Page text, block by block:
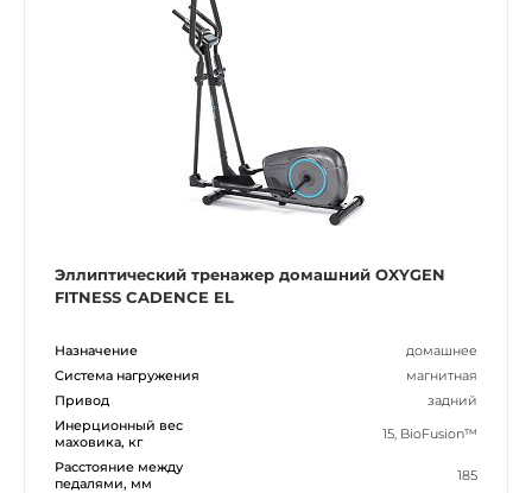
Эллиптический тренажер домашний OXYGEN
FITNESS CADENCE EL
Назначение
домашнее
Система нагружения
магнитная
Привод
задний
Инерционный вес
маховика, кг
15, BioFusion™
Расстояние между
педалями, мм
185